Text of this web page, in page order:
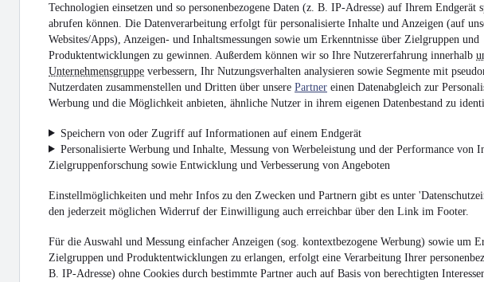
Technologien einsetzen und so personenbezogene Daten (z. B. IP-Adresse) auf Ihrem Endgerät
abrufen können. Die Datenverarbeitung erfolgt für personalisierte Inhalte und Anzeigen (auf
Websites/Apps), Anzeigen- und Inhaltsmessungen sowie um Erkenntnisse über Zielgruppen und
Produktentwicklungen zu gewinnen. Außerdem können wir so Ihre Nutzererfahrung innerhalb
Unternehmensgruppe verbessern, Ihr Nutzungsverhalten analysieren sowie Segmente mit
Nutzerdaten zusammenstellen und Dritten über unsere Partner einen Datenabgleich zur
Werbung und die Möglichkeit anbieten, ähnliche Nutzer in ihrem eigenen Datenbestand zu
Speichern von oder Zugriff auf Informationen auf einem Endgerät
Personalisierte Werbung und Inhalte, Messung von Werbeleistung und der Performance von
Zielgruppenforschung sowie Entwicklung und Verbesserung von Angeboten
Einstellmöglichkeiten und mehr Infos zu den Zwecken und Partnern gibt es unter
den jederzeit möglichen Widerruf der Einwilligung auch erreichbar über den Link im Footer.
Für die Auswahl und Messung einfacher Anzeigen (sog. kontextbezogene Werbung) sowie um
Zielgruppen und Produktentwicklungen zu erlangen, erfolgt eine Verarbeitung Ihrer
B. IP-Adresse) ohne Cookies durch bestimmte Partner auch auf Basis von berechtigten
4.290 €
37 € mtl.
Unfallfrei• EZ 10/
Nissan NV400
12.990 €¹
Finanzierung ab 110 € mtl.
Unfallfrei•EZ 01/